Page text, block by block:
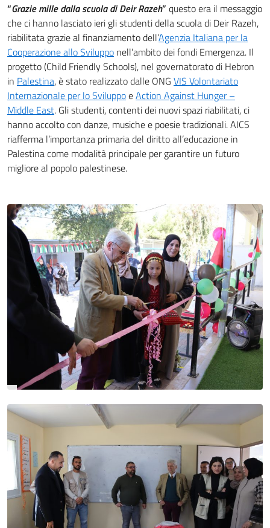
“Grazie mille dalla scuola di Deir Razeh” questo era il messaggio
che ci hanno lasciato ieri gli studenti della scuola di Deir Razeh,
riabilitata grazie al finanziamento dell’Agenzia Italiana per la
Cooperazione allo Sviluppo nell’ambito dei fondi Emergenza. Il
progetto (Child Friendly Schools), nel governatorato di Hebron
in Palestina, è stato realizzato dalle ONG VIS Volontariato
Internazionale per lo SviluppoeAction Against Hunger –
Middle East. Gli studenti, contenti dei nuovi spazi riabilitati, ci
hanno accolto con danze, musiche e poesie tradizionali. AICS
riafferma l’importanza primaria del diritto all’educazione in
Palestina come modalità principale per garantire un futuro
migliore al popolo palestinese.